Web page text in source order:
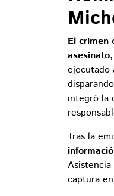
El crimen
ejecutado
integró la
Tras la
captura